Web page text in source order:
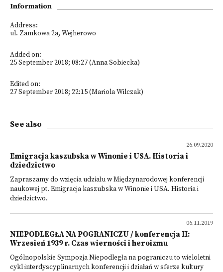
Information
Address:
ul. Zamkowa 2a, Wejherowo
Added on:
25 September 2018; 08:27 (Anna Sobiecka)
Edited on:
27 September 2018; 22:15 (Mariola Wilczak)
See also
26.09.2020
Emigracja kaszubska w Winonie i USA. Historia i
dziedzictwo
Zapraszamy do wzięcia udziału w Międzynarodowej konferencji
naukowej pt. Emigracja kaszubska w Winonie i USA. Historia i
dziedzictwo.
06.11.2019
NIEPODLEGŁA NA POGRANICZU / konferencja II:
Wrzesień 1939 r. Czas wierności i heroizmu
Ogólnopolskie Sympozja Niepodległa na pograniczu to wieloletni
cykl interdyscyplinarnych konferencji i działań w sferze kultury